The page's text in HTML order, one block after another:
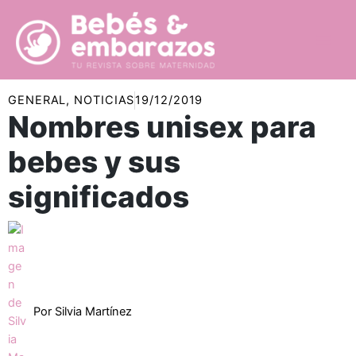
contenido
GENERAL, NOTICIAS19/12/2019
Nombres unisex para
bebes y sus
significados
Por Silvia Martínez